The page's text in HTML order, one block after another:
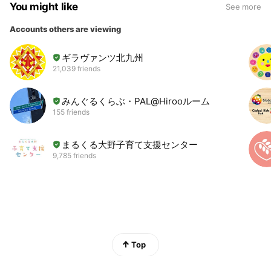
You might like See more
Accounts others are viewing
ギラヴァンツ北九州
21,039 friends
みんぐるくらぶ・PAL@Hirooルーム
155 friends
まるくる大野子育て支援センター
9,785 friends
Top